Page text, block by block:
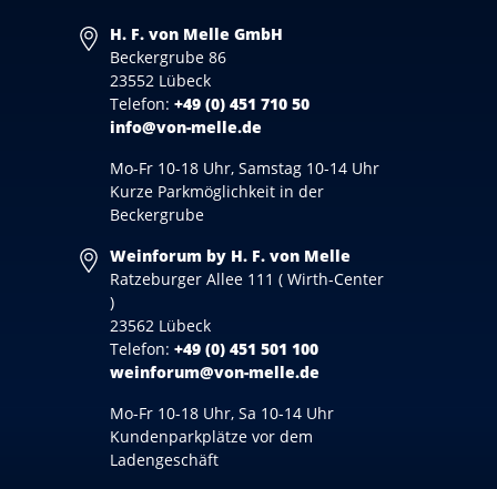
H. F. von Melle GmbH
Beckergrube 86
23552 Lübeck
Telefon: +49 (0) 451 710 50
info@von-melle.de
Mo-Fr 10-18 Uhr, Samstag 10-14 Uhr
Kurze Parkmöglichkeit in der
Beckergrube
Weinforum by H. F. von Melle
Ratzeburger Allee 111 ( Wirth-Center
)
23562 Lübeck
Telefon: +49 (0) 451 501 100
weinforum@von-melle.de
Mo-Fr 10-18 Uhr, Sa 10-14 Uhr
Kundenparkplätze vor dem
Ladengeschäft